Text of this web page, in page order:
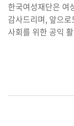
한국여성재단은 여
감사드리며, 앞으
사회를 위한 공익